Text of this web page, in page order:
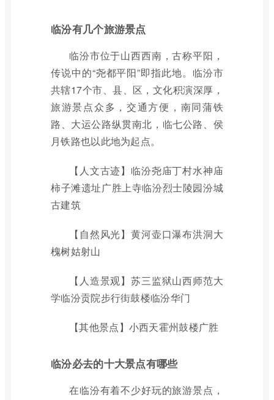
临汾有几个旅游景点
临汾市位于山西西南，古称平阳，
传说中的“尧都平阳”即指此地。临汾市
共辖17个市、县、区，文化积演深厚，
旅游景点众多，交通方便，南同蒲铁
路、大运公路纵贯南北，临七公路、侯
月铁路也以此地为起点。
【人文古迹】临汾尧庙丁村水神庙
柿子滩遗址广胜上寺临汾烈士陵园汾城
古建筑
【自然风光】黄河壶口瀑布洪洞大
槐树姑射山
【人造景观】苏三监狱山西师范大
学临汾贡院步行街鼓楼临汾华门
【其他景点】小西天霍州鼓楼广胜
临汾必去的十大景点有哪些
在临汾有着不少好玩的旅游景点，